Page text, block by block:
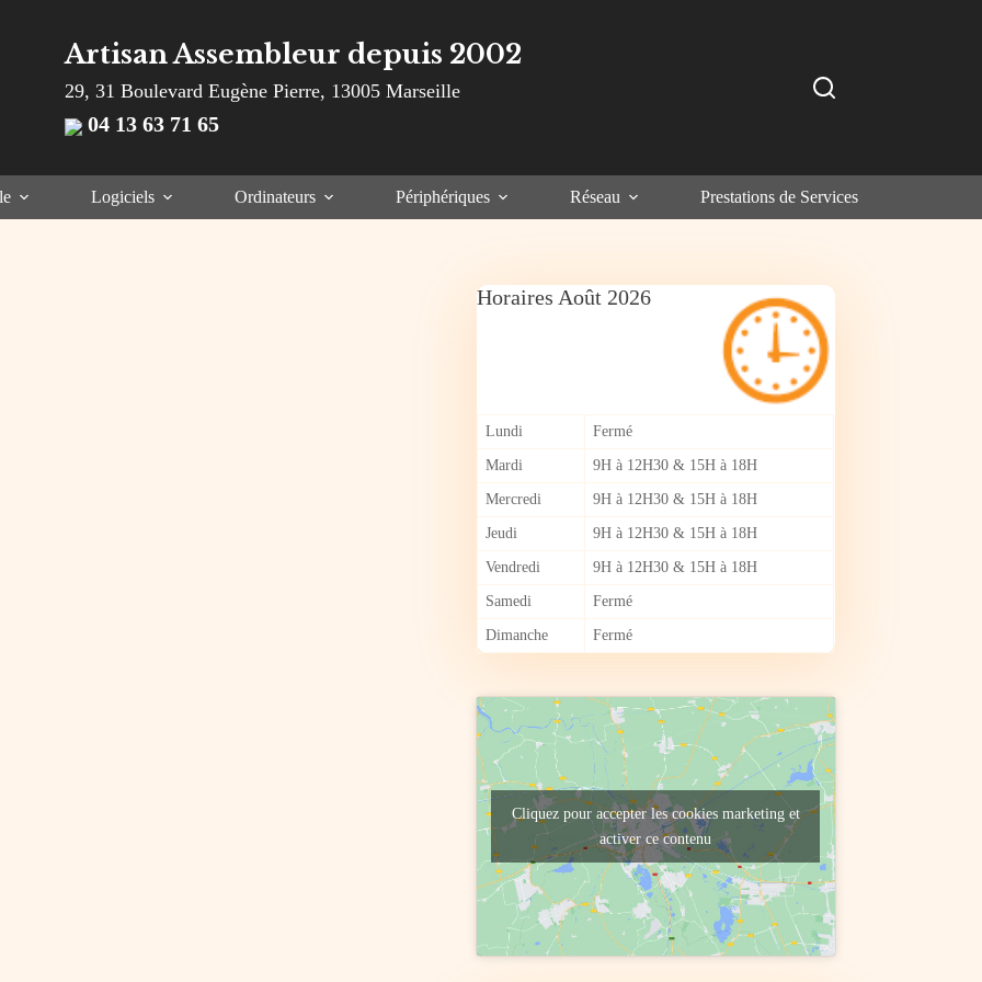
Artisan Assembleur depuis 2002
29, 31 Boulevard Eugène Pierre, 13005 Marseille
04 13 63 71 65
Logiciels Ordinateurs Périphériques Réseau Prestations de Services
Horaires Août 2026
Lundi Fermé
Mardi 9H à 12H30 & 15H à 18H
Mercredi 9H à 12H30 & 15H à 18H
Jeudi 9H à 12H30 & 15H à 18H
Vendredi 9H à 12H30 & 15H à 18H
Samedi Fermé
Dimanche Fermé
Cliquez pour accepter les cookies marketing et
activer ce contenu